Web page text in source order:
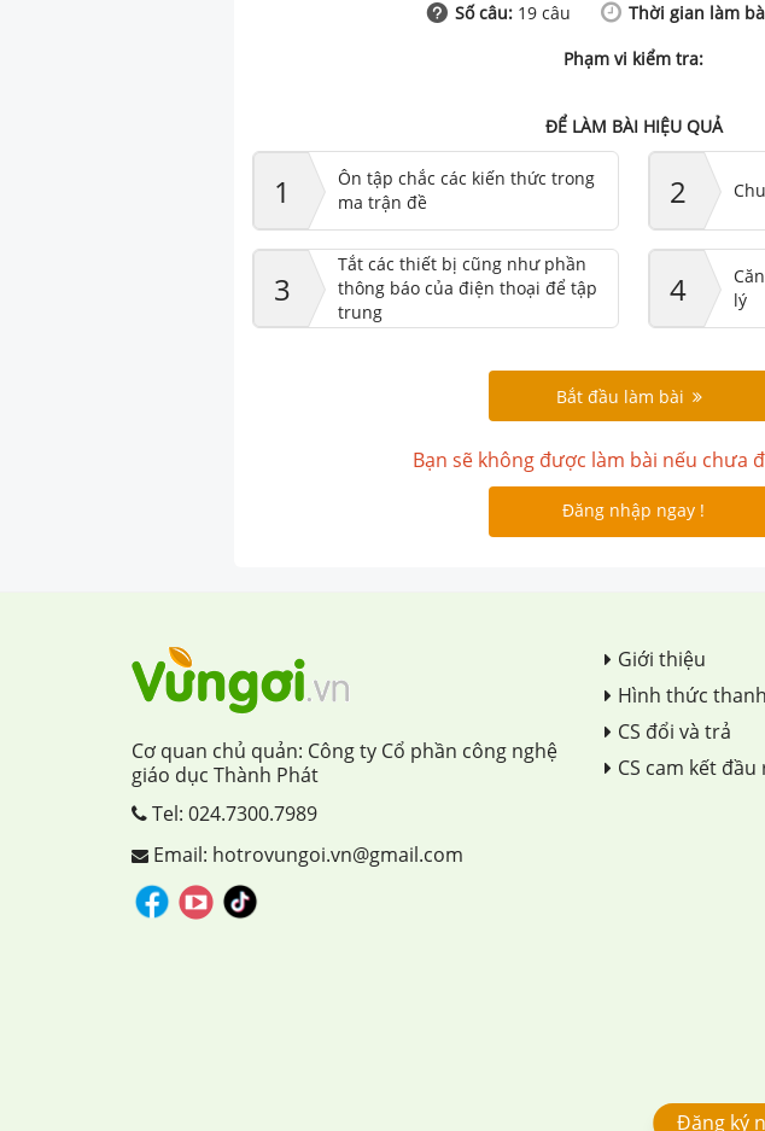
Số câu: 19câu Thời gian làm
Phạm vi kiểm tra:
ĐỂ LÀM BÀI HIỆU QUẢ
1
Ôn tập chắc các kiến thức trong
ma trận đề
2
3
Tắt các thiết bị cũng như phần
thông báo của điện thoại để tập
trung
4
lý
Bắt đầu làm bài
Bạn sẽ không được làm bài nếu chưa
Đăng nhập ngay !
Cơ quan chủ quản: Công ty Cổ phần công nghệ
giáo dục Thành Phát
Tel: 024.7300.7989
Email: hotrovungoi.vn@gmail.com
Giới thiệu
Hình thức
CS đổi và trả
CS cam kết đầu
Đăng ký